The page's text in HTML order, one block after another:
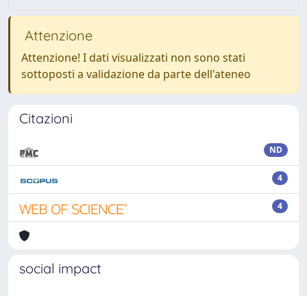
Attenzione
Attenzione! I dati visualizzati non sono stati
sottoposti a validazione da parte dell'ateneo
Citazioni
ND
4
4
social impact